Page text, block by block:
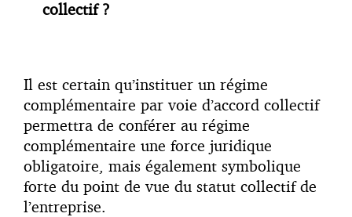
collectif ?
Il est certain qu’instituer un régime
complémentaire par voie d’accord collectif
permettra de conférer au régime
complémentaire une force juridique
obligatoire, mais également symbolique
forte du point de vue du statut collectif de
l’entreprise.